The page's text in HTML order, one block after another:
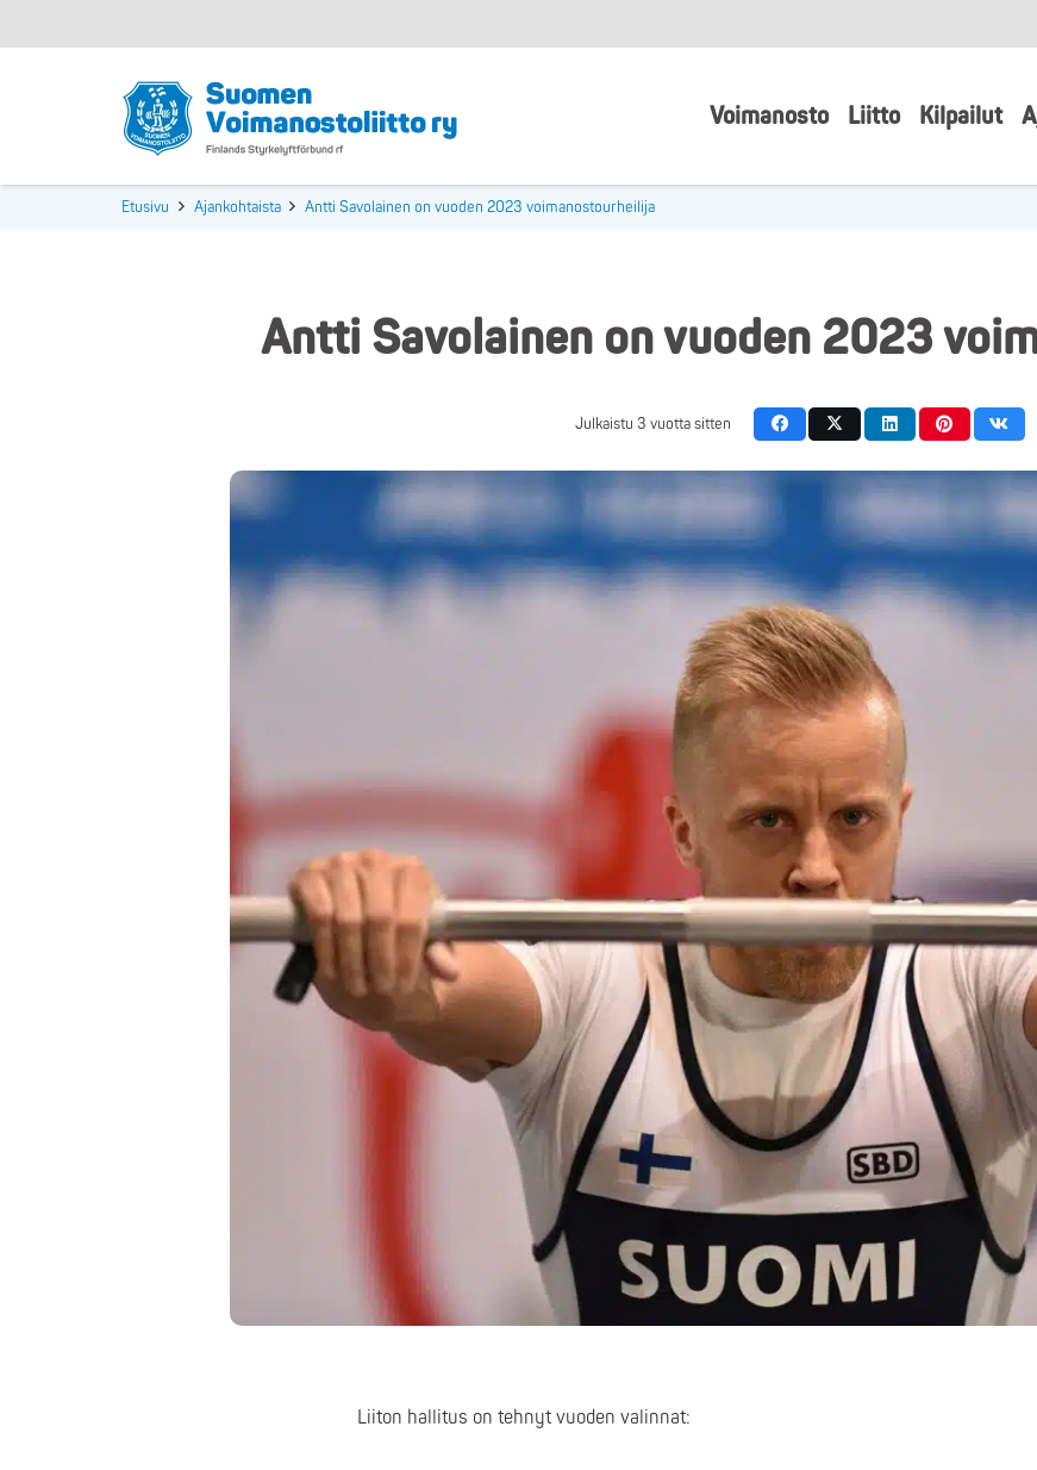
Voimanosto Liitto Kilpailut
Etusivu Ajankohtaista Antti Savolainen on vuoden 2023 voimanostourheilija
Antti Savolainen on vuoden 2023
Julkaistu 3 vuotta sitten
Liiton hallitus on tehnyt vuoden valinnat: